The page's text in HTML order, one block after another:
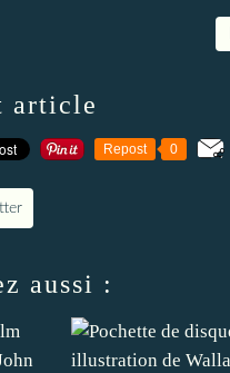
article
Repost 0
aussi :